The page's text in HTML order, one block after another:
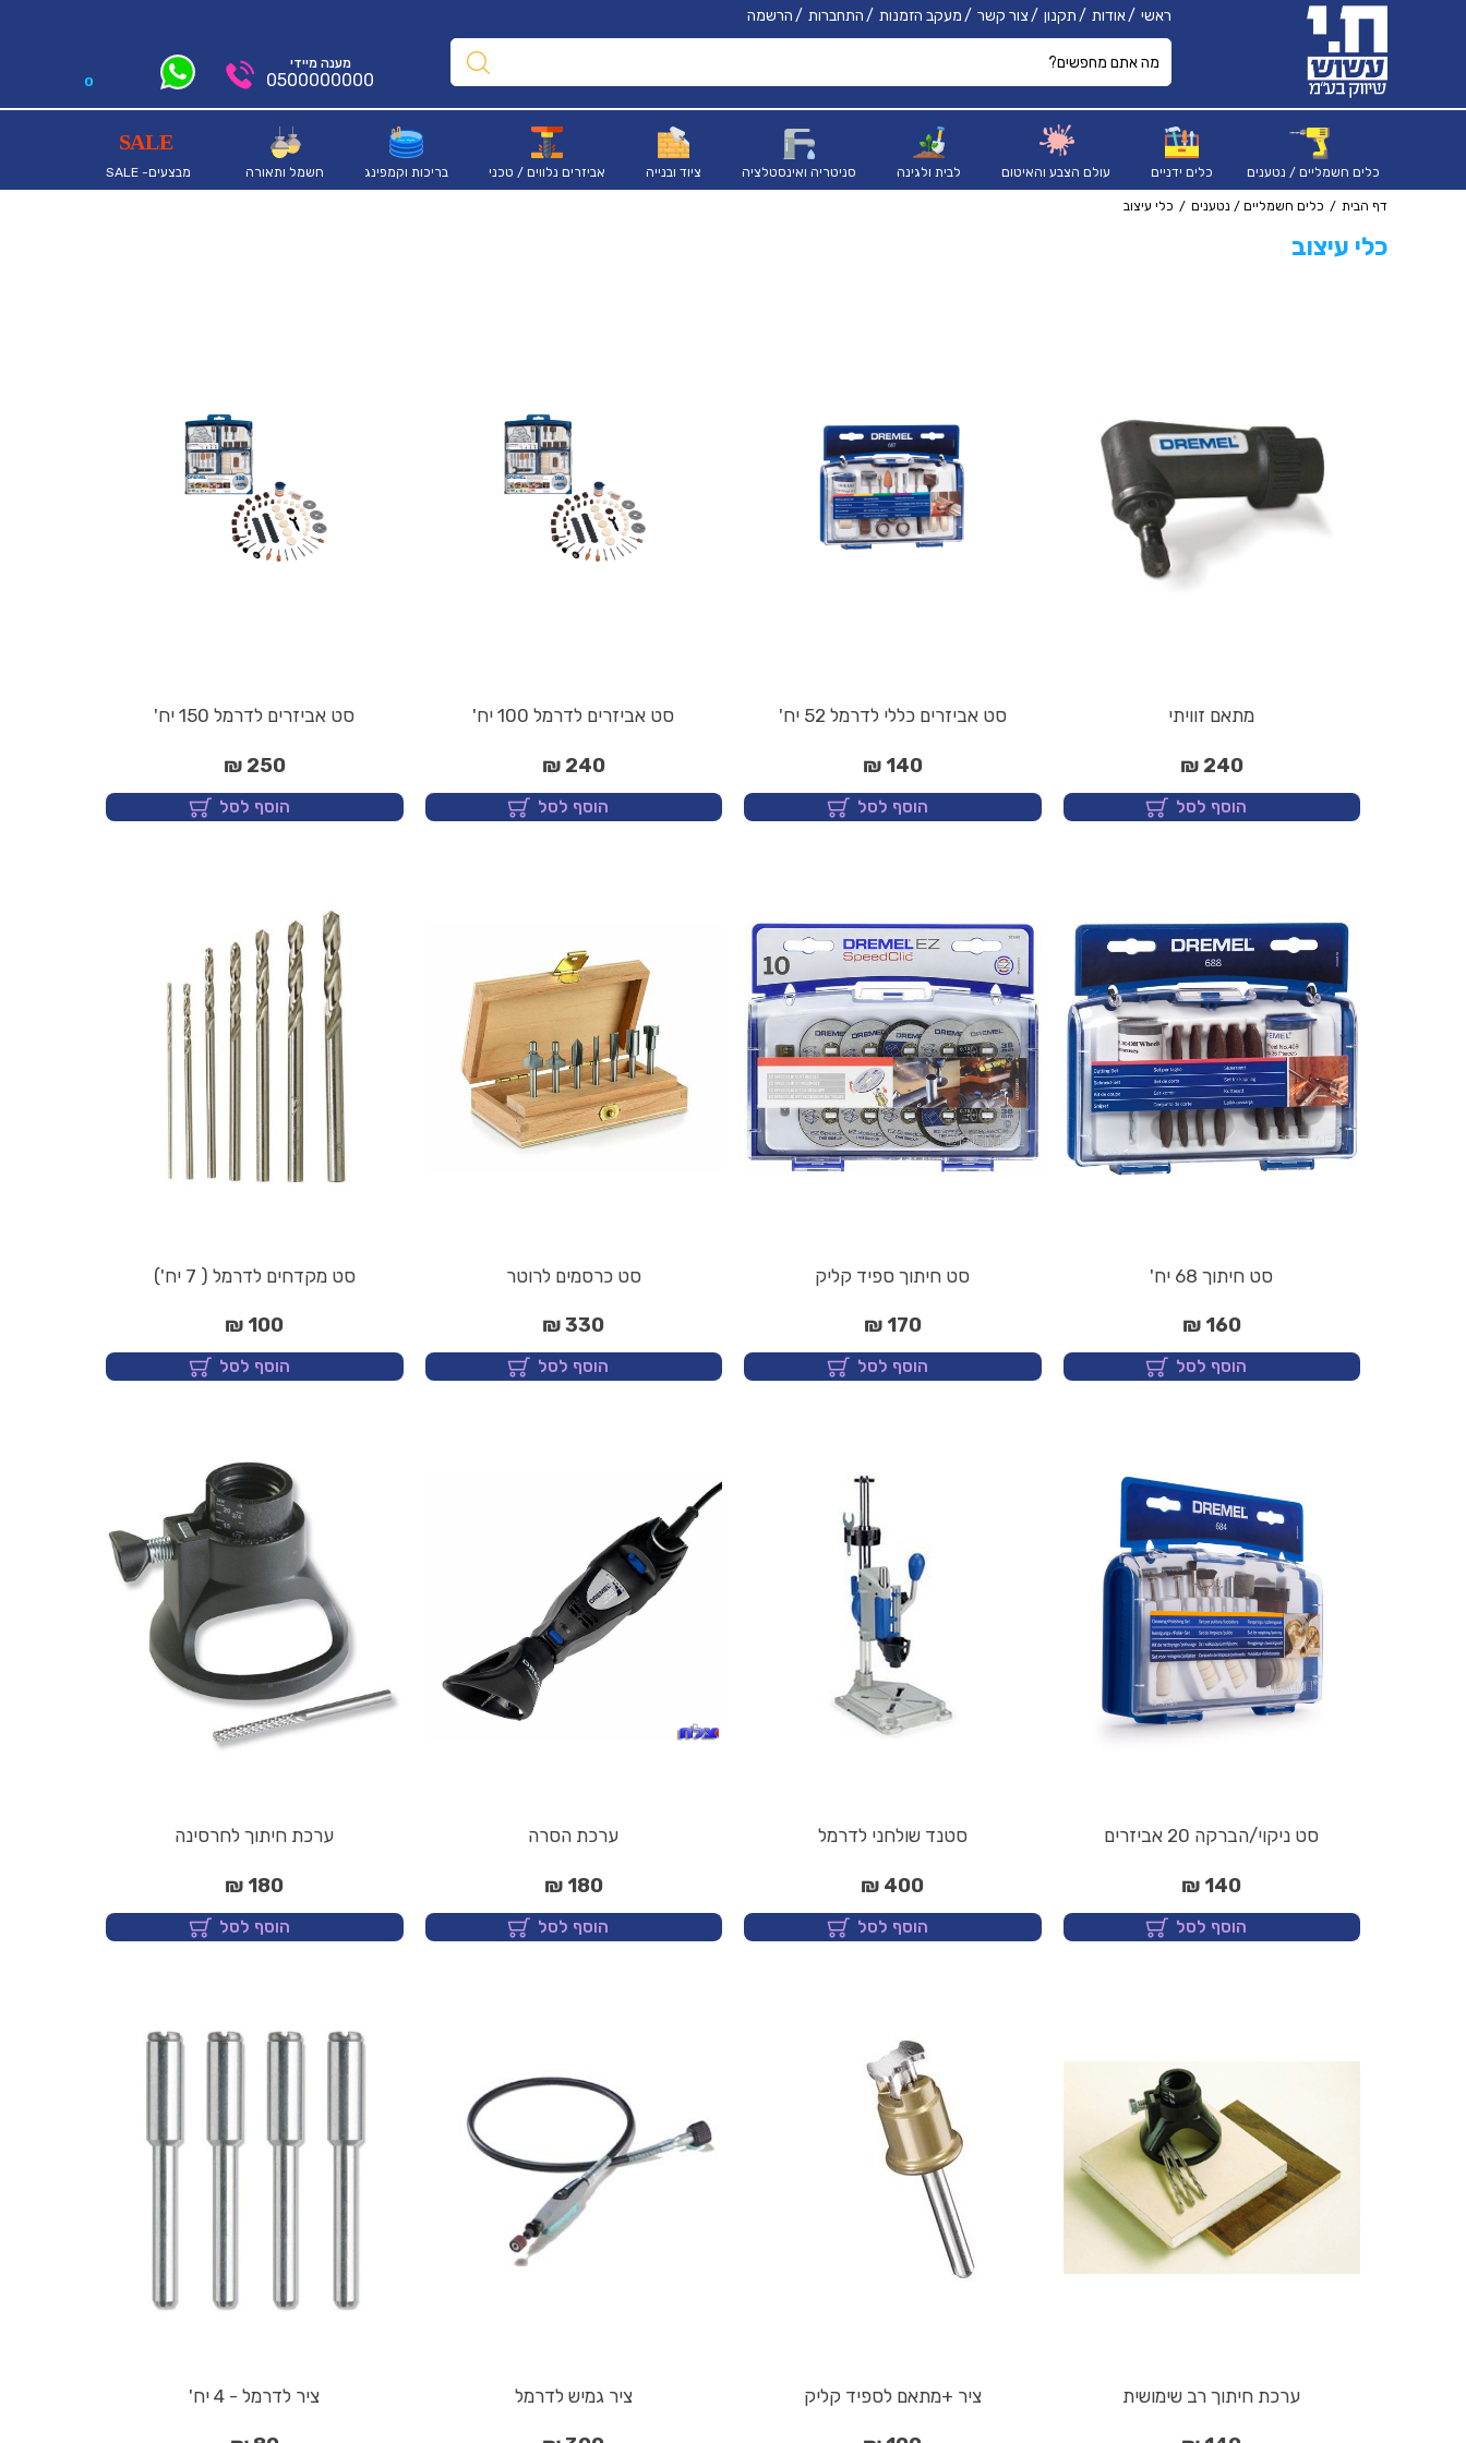
0
ראשי אודות תקנון צור קשר מעקב הזמנות התחברות הרשמה
כלים חשמליים / נטענים כלים ידניים עולם הצבע והאיטום לבית ולגינה סניטריה ואינסטלציה ציוד ובנייה אביזרים נלווים / טכני בריכות וקמפינג חשמל ותאורה מבצעים- SALE
מענה מיידי
0500000000
דף הבית כלים חשמליים / נטענים כלי עיצוב
כלי עיצוב
מתאם זוויתי
240 ₪
הוסף לסל
סט אביזרים כללי לדרמל 52 יח'
140 ₪
הוסף לסל
סט אביזרים לדרמל 100 יח'
240 ₪
הוסף לסל
סט אביזרים לדרמל 150 יח'
250 ₪
הוסף לסל
סט חיתוך 68 יח'
160 ₪
הוסף לסל
סט חיתוך ספיד קליק
170 ₪
הוסף לסל
סט כרסמים לרוטר
330 ₪
הוסף לסל
סט מקדחים לדרמל ( 7 יח')
100 ₪
הוסף לסל
סט ניקוי/הברקה 20 אביזרים
140 ₪
הוסף לסל
סטנד שולחני לדרמל
400 ₪
הוסף לסל
ערכת הסרה
180 ₪
הוסף לסל
ערכת חיתוך לחרסינה
180 ₪
הוסף לסל
ערכת חיתוך רב שימושית ציר +מתאם לספיד קליק ציר גמיש לדרמל ציר לדרמל - 4 יח'